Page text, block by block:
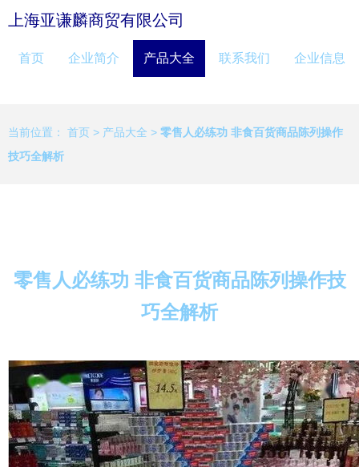
上海亚谦麟商贸有限公司
首页 企业简介 产品大全 联系我们 企业信息
当前位置： 首页 > 产品大全 > 零售人必练功 非食百货商品陈列操作
技巧全解析
零售人必练功 非食百货商品陈列操作技
巧全解析